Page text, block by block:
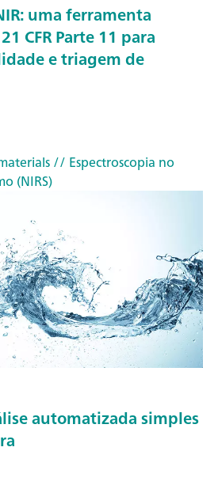
uma ferramenta
CFR Parte 11 para
e triagem de
// Espectroscopia no
(NIRS)
automatizada simples